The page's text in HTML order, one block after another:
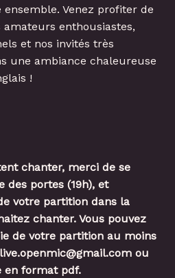
Venez profiter de
enthousiastes,
et nos invités très
une ambiance chaleureuse
!
chanter, merci de se
des portes (19h), et
votre partition dans la
chanter. Vous pouvez
de votre partition au moins
ou
en format pdf.